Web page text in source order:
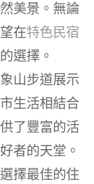
美景。無論
在特色民宿
選擇。
山步道展示
生活相結合
了豐富的活
者的天堂。
擇最佳的住